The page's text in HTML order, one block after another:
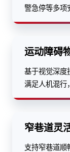
警急停等多
运动障碍
基于视觉深
满足人机混
窄巷道灵
支持窄巷道